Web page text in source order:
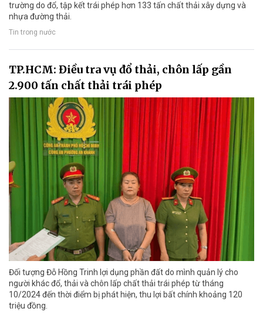
trường do đổ, tập kết trái phép hơn 133 tấn chất thải xây dựng và
nhựa đường thải.
Tin trong nước
TP.HCM: Điều tra vụ đổ thải, chôn lấp gần
2.900 tấn chất thải trái phép
Đối tượng Đỗ Hồng Trinh lợi dụng phần đất do mình quản lý cho
người khác đổ, thải và chôn lấp chất thải trái phép từ tháng
10/2024 đến thời điểm bị phát hiện, thu lợi bất chính khoảng 120
triệu đồng.